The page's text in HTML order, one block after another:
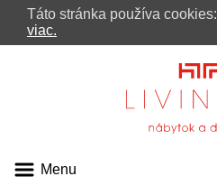
Menu
MENU
BLOG
Táto stránka používa cookies:
viac.